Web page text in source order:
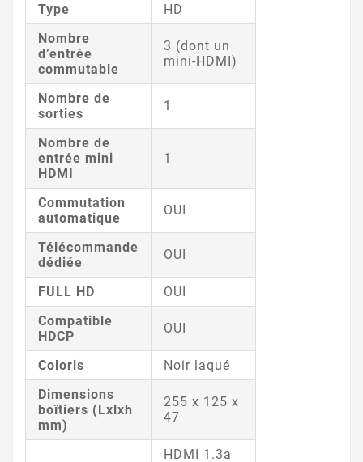
Type
HD
Nombre
d’entrée
commutable
3 (dont un
mini-HDMI)
Nombre de
sorties
1
Nombre de
entrée mini
HDMI
1
Commutation
automatique
OUI
Télécommande
dédiée
OUI
FULL HD
OUI
Compatible
HDCP
OUI
Coloris
Noir laqué
Dimensions
boîtiers (Lxlxh
mm)
255 x 125 x
47
HDMI 1.3a